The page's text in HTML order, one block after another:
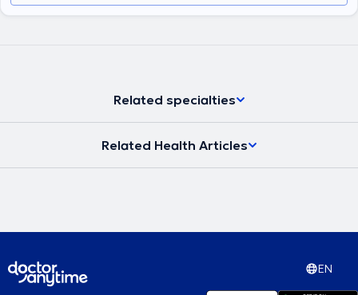
καθώς και μεγάλη εμπειρία στις ακρορριζεκτομές και αφαίρεση
Related specialties
Related Health Articles
EN